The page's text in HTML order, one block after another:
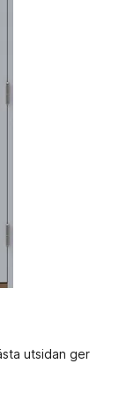
utsidan ger